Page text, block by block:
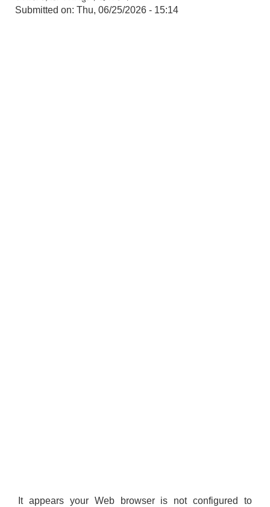
Submitted on: Thu, 06/25/2026 - 15:14
It appears your Web browser is not configured to